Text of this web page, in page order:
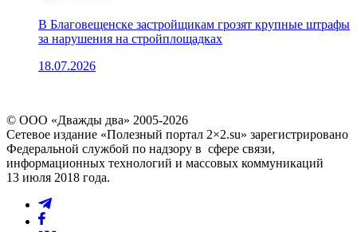
В Благовещенске застройщикам грозят крупные штрафы
за нарушения на стройплощадках
18.07.2026
© ООО «Дважды два» 2005-2026
Сетевое издание «Полезный портал 2×2.su» зарегистрировано
Федеральной службой по надзору в сфере связи,
информационных технологий и массовых коммуникаций
13 июля 2018 года.